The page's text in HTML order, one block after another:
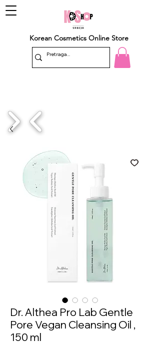
Korean Cosmetics Online Store
Dr. Althea Pro Lab Gentle
Pore Vegan Cleansing Oil ,
150 ml